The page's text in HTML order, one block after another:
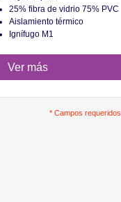
25% fibra de vidrio 75% PVC
Aislamiento térmico
Ignífugo M1
Ver más
* Campos requeridos